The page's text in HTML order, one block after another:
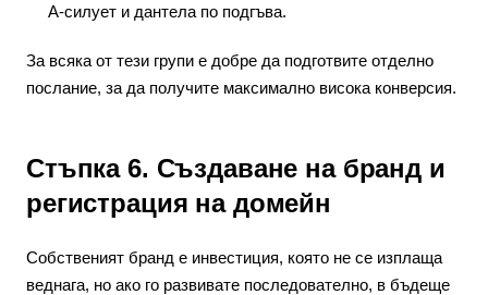
А-силует и дантела по подгъва.
За всяка от тези групи е добре да подготвите отделно
послание, за да получите максимално висока конверсия.
Стъпка 6. Създаване на бранд и
регистрация на домейн
Собственият бранд е инвестиция, която не се изплаща
веднага, но ако го развивате последователно, в бъдеще